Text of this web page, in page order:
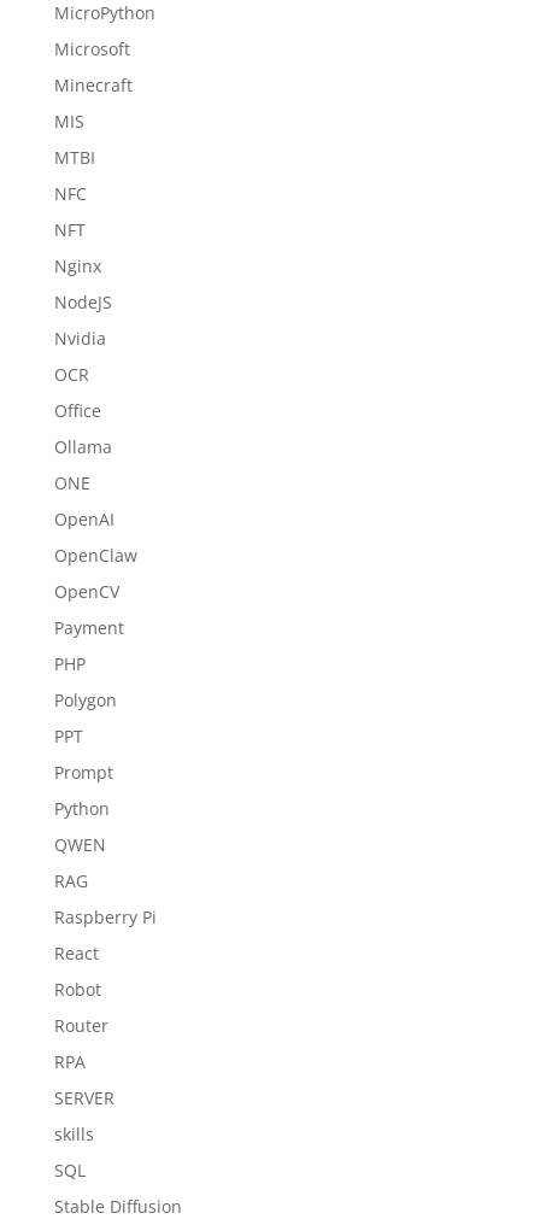
MicroPython
Microsoft
Minecraft
MIS
MTBI
NFC
NFT
Nginx
NodeJS
Nvidia
OCR
Office
Ollama
ONE
OpenAI
OpenClaw
OpenCV
Payment
PHP
Polygon
PPT
Prompt
Python
QWEN
RAG
Raspberry Pi
React
Robot
Router
RPA
SERVER
skills
SQL
Stable Diffusion